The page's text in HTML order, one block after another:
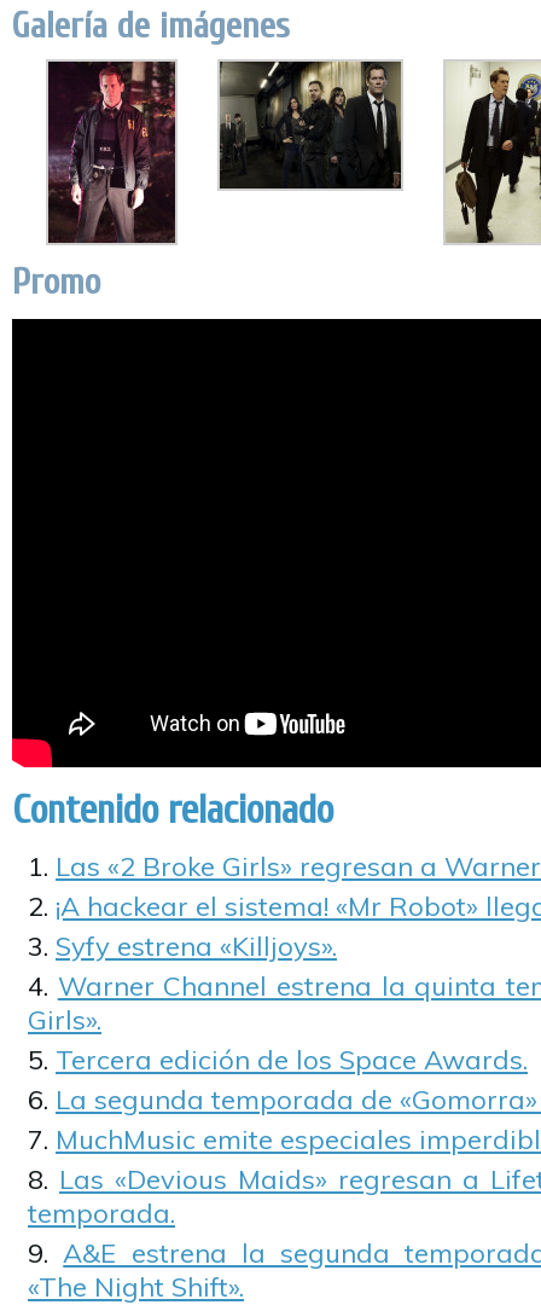
Galería de imágenes
Promo
Contenido relacionado
Las «2 Broke Girls» regresan a
¡A hackear el sistema! «Mr Robot»
Syfy estrena «Killjoys».
Warner Channel estrena la quinta
Girls».
Tercera edición de los Space Awards.
La segunda temporada de
MuchMusic emite especiales
Las «Devious Maids» regresan a
temporada.
A&E estrena la segunda
«The Night Shift».